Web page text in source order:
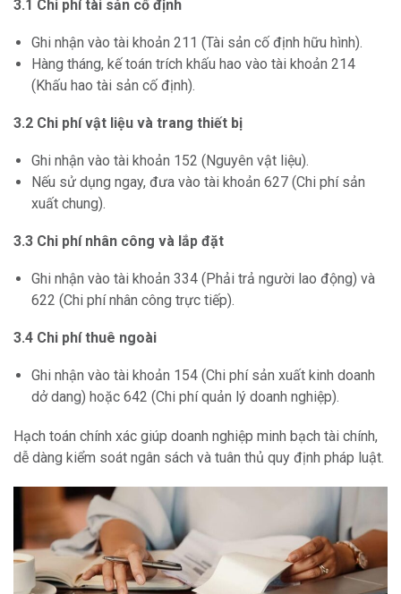
3.1 Chi phí tài sản cố định
Ghi nhận vào tài khoản 211 (Tài sản cố định hữu hình).
Hàng tháng, kế toán trích khấu hao vào tài khoản 214
(Khấu hao tài sản cố định).
3.2 Chi phí vật liệu và trang thiết bị
Ghi nhận vào tài khoản 152 (Nguyên vật liệu).
Nếu sử dụng ngay, đưa vào tài khoản 627 (Chi phí sản
xuất chung).
3.3 Chi phí nhân công và lắp đặt
Ghi nhận vào tài khoản 334 (Phải trả người lao động) và
622 (Chi phí nhân công trực tiếp).
3.4 Chi phí thuê ngoài
Ghi nhận vào tài khoản 154 (Chi phí sản xuất kinh doanh
dở dang) hoặc 642 (Chi phí quản lý doanh nghiệp).
Hạch toán chính xác giúp doanh nghiệp minh bạch tài chính,
dễ dàng kiểm soát ngân sách và tuân thủ quy định pháp luật.